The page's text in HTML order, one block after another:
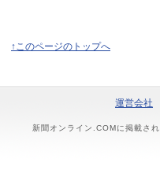
↑このページのトップへ
運営会社
新聞オンライン.COMに掲載さ